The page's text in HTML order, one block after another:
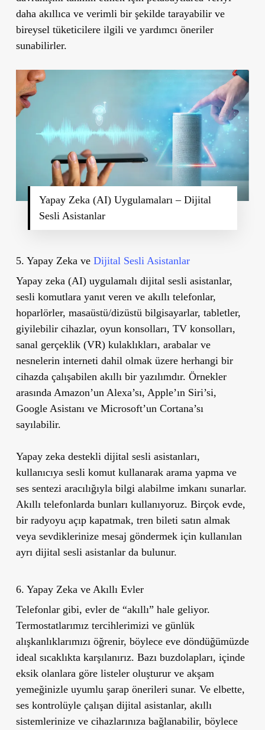
daha akıllıca ve verimli bir şekilde tarayabilir ve
bireysel tüketicilere ilgili ve yardımcı öneriler
sunabilirler.
Yapay Zeka (AI) Uygulamaları – Dijital
Sesli Asistanlar
5. Yapay Zeka ve Dijital Sesli Asistanlar
Yapay zeka (AI) uygulamalı dijital sesli asistanlar,
sesli komutlara yanıt veren ve akıllı telefonlar,
hoparlörler, masaüstü/dizüstü bilgisayarlar, tabletler,
giyilebilir cihazlar, oyun konsolları, TV konsolları,
sanal gerçeklik (VR) kulaklıkları, arabalar ve
nesnelerin interneti dahil olmak üzere herhangi bir
cihazda çalışabilen akıllı bir yazılımdır. Örnekler
arasında Amazon’un Alexa’sı, Apple’ın Siri’si,
Google Asistanı ve Microsoft’un Cortana’sı
sayılabilir.
Yapay zeka destekli dijital sesli asistanları,
kullanıcıya sesli komut kullanarak arama yapma ve
ses sentezi aracılığıyla bilgi alabilme imkanı sunarlar.
Akıllı telefonlarda bunları kullanıyoruz. Birçok evde,
bir radyoyu açıp kapatmak, tren bileti satın almak
veya sevdiklerinize mesaj göndermek için kullanılan
ayrı dijital sesli asistanlar da bulunur.
6. Yapay Zeka ve Akıllı Evler
Telefonlar gibi, evler de “akıllı” hale geliyor.
Termostatlarımız tercihlerimizi ve günlük
alışkanlıklarımızı öğrenir, böylece eve döndüğümüzde
ideal sıcaklıkta karşılanırız. Bazı buzdolapları, içinde
eksik olanlara göre listeler oluşturur ve akşam
yemeğinizle uyumlu şarap önerileri sunar. Ve elbette,
ses kontrolüyle çalışan dijital asistanlar, akıllı
sistemlerinize ve cihazlarınıza bağlanabilir, böylece